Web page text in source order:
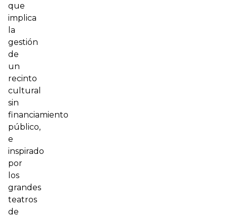
que
implica
la
gestión
de
un
recinto
cultural
sin
financiamiento
público,
e
inspirado
por
los
grandes
teatros
de